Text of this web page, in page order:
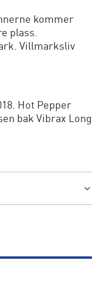
kommer
plass.
Villmarksliv
Hot Pepper
bak Vibrax Long